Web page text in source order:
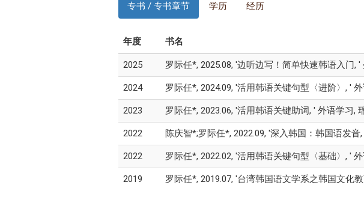
专书 / 专书章节 学历 经历
年度 书名
2025 罗际任*, 2025.08, '边听边写！简单快速韩语入门,
2024 罗际任*, 2024.09, '活用韩语关键句型〈进阶〉, '
2023 罗际任*, 2023.06, '活用韩语关键助词, ' 外语学习,
2022 陈庆智*;罗际任*, 2022.09, '深入韩国：韩国语发
2022 罗际任*, 2022.02, '活用韩语关键句型〈基础〉, '
2019 罗际任*, 2019.07, '台湾韩国语文学系之韩国文化